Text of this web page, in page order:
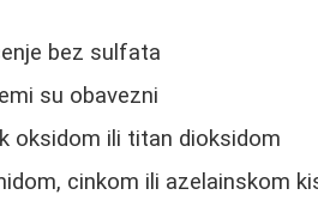
bez sulfata
su obavezni
oksidom ili titan dioksidom
cinkom ili azelainskom